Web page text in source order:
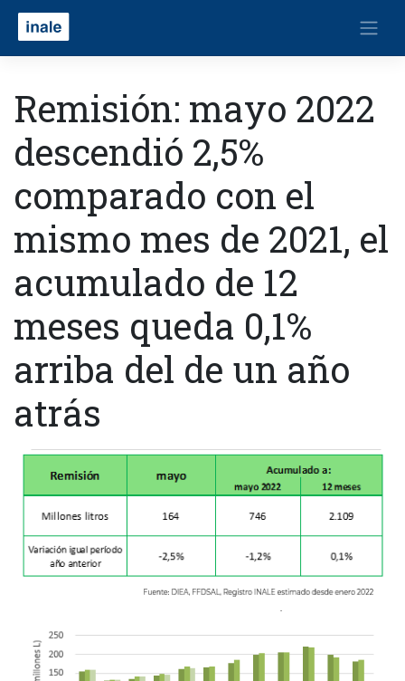
Remisión: mayo 2022
descendió 2,5%
comparado con el
mismo mes de 2021, el
acumulado de 12
meses queda 0,1%
arriba del de un año
atrás